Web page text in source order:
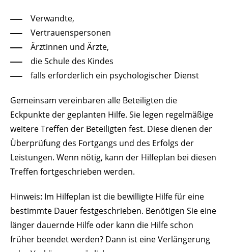
Verwandte,
Vertrauenspersonen
Ärztinnen und Ärzte,
die Schule des Kindes
falls erforderlich ein psychologischer Dienst
Gemeinsam vereinbaren alle Beteiligten die
Eckpunkte der geplanten Hilfe. Sie legen regelmäßige
weitere Treffen der Beteiligten fest. Diese dienen der
Überprüfung des Fortgangs und des Erfolgs der
Leistungen. Wenn nötig, kann der Hilfeplan bei diesen
Treffen fortgeschrieben werden.
Hinweis: Im Hilfeplan ist die bewilligte Hilfe für eine
bestimmte Dauer festgeschrieben. Benötigen Sie eine
länger dauernde Hilfe oder kann die Hilfe schon
früher beendet werden? Dann ist eine Verlängerung